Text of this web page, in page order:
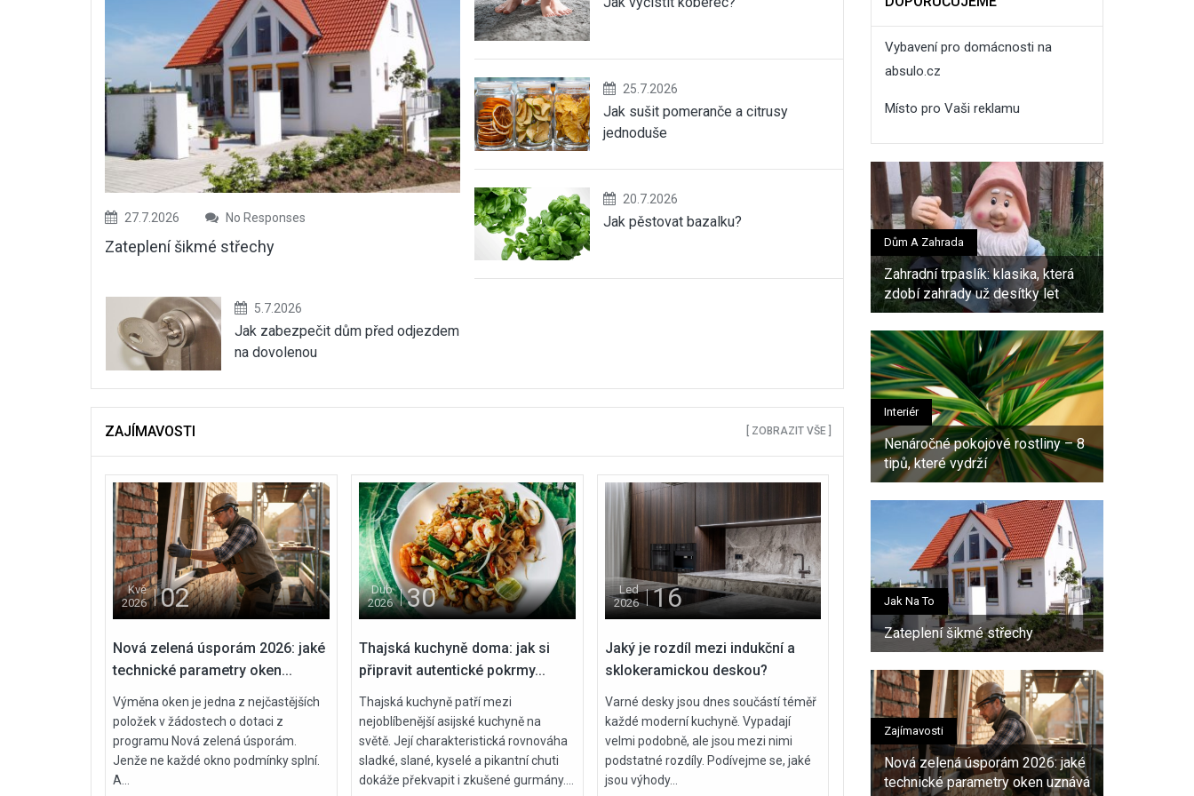
27.7.2026 No Responses
Zateplení šikmé střechy
25.7.2026
Jak sušit pomeranče a citrusy
jednoduše
20.7.2026
Jak pěstovat bazalku?
5.7.2026
Jak zabezpečit dům před odjezdem
na dovolenou
ZAJÍMAVOSTI [ ZOBRAZIT VŠE ]
Kvě
2026
02
Nová zelená úsporám 2026: jaké
technické parametry oken...
Výměna oken je jedna z nejčastějších
položek v žádostech o dotaci z
programu Nová zelená úsporám.
Jenže ne každé okno podmínky splní.
A...
Dub
2026
30
Thajská kuchyně doma: jak si
připravit autentické pokrmy...
Thajská kuchyně patří mezi
nejoblíbenější asijské kuchyně na
světě. Její charakteristická rovnováha
sladké, slané, kyselé a pikantní chuti
dokáže překvapit i zkušené gurmány....
Led
2026
16
Jaký je rozdíl mezi indukční a
sklokeramickou deskou?
Varné desky jsou dnes součástí téměř
každé moderní kuchyně. Vypadají
velmi podobně, ale jsou mezi nimi
podstatné rozdíly. Podívejme se, jaké
jsou výhody...
Vybavení pro domácnosti na
absulo.cz
Místo pro Vaši reklamu
Dům A Zahrada
Zahradní trpaslík: klasika, která
zdobí zahrady už desítky let
Interiér
Nenáročné pokojové rostliny – 8
tipů, které vydrží
Jak Na To
Zateplení šikmé střechy
Zajímavosti
Nová zelená úsporám 2026: jaké
technické parametry oken uznává